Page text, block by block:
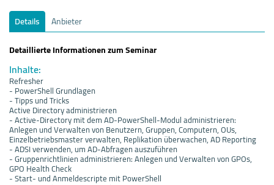
Details
Anbieter
Detaillierte Informationen zum Seminar
Inhalte:
Refresher
- PowerShell Grundlagen
- Tipps und Tricks
Active Directory administrieren
- Active-Directory mit dem AD-PowerShell-Modul administrieren:
Anlegen und Verwalten von Benutzern, Gruppen, Computern, OUs,
Einzelbetriebsmaster verwalten, Replikation überwachen, AD Reporting
- ADSI verwenden, um AD-Abfragen auszuführen
- Gruppenrichtlinien administrieren: Anlegen und Verwalten von GPOs,
GPO Health Check
- Start- und Anmeldescripte mit PowerShell